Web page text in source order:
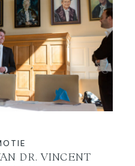
DR. VINCENT